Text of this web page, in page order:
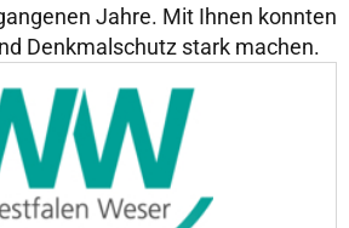
Jahre. Mit Ihnen konnten
Denkmalschutz stark machen.